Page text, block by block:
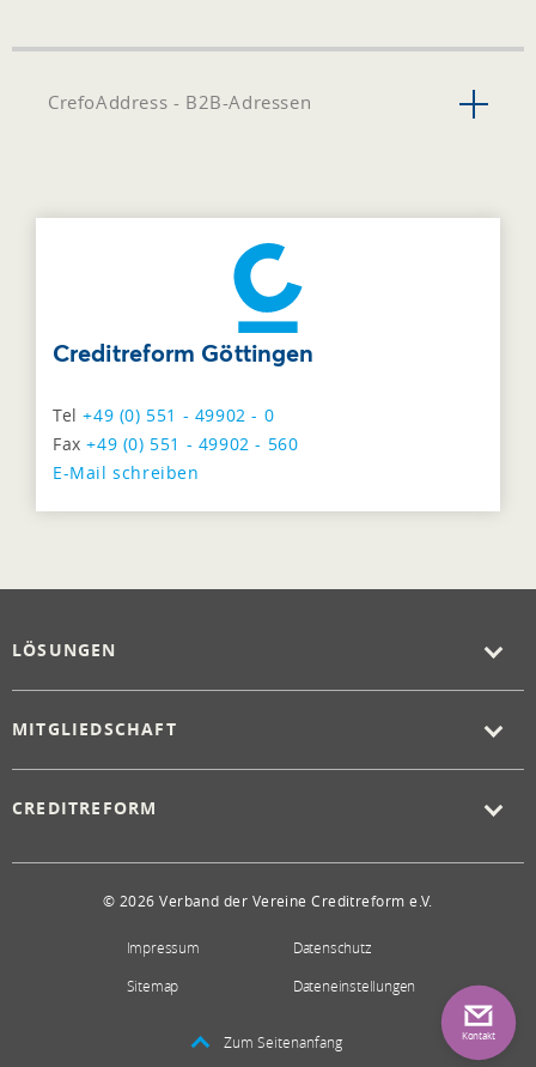
CrefoAddress - B2B-Adressen
Creditreform Göttingen
Tel+49 (0) 551 - 49902 - 0
Fax+49 (0) 551 - 49902 - 560
E-Mail schreiben
LÖSUNGEN
MITGLIEDSCHAFT
CREDITREFORM
© 2026 Verband der Vereine Creditreform e.V.
Impressum
Datenschutz
Sitemap
Dateneinstellungen
Zum Seitenanfang Kontakt